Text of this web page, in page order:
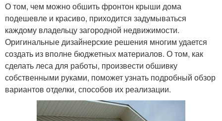
О том, чем можно обшить фронтон крыши дома
подешевле и красиво, приходится задумываться
каждому владельцу загородной недвижимости.
Оригинальные дизайнерские решения многим удается
создать из вполне бюджетных материалов. О том, как
сделать леса для работы, произвести обшивку
собственными руками, поможет узнать подробный обзор
вариантов отделки, способов их реализации.